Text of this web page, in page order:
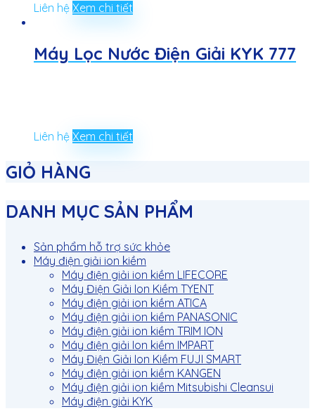
Liên hệ Xem chi tiết
Máy Lọc Nước Điện Giải KYK 777
Liên hệ Xem chi tiết
GIỎ HÀNG
DANH MỤC SẢN PHẨM
Sản phẩm hỗ trợ sức khỏe
Máy điện giải ion kiềm
Máy điện giải ion kiềm LIFECORE
Máy Điện Giải Ion Kiềm TYENT
Máy điện giải ion kiềm ATICA
Máy điện giải ion kiềm PANASONIC
Máy điện giải ion kiềm TRIM ION
Máy điện giải Ion kiềm IMPART
Máy Điện Giải Ion Kiềm FUJI SMART
Máy điện giải ion kiềm KANGEN
Máy điện giải ion kiềm Mitsubishi Cleansui
Máy điện giải KYK